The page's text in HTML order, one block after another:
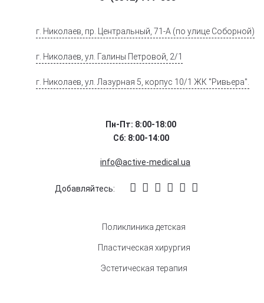
г. Николаев, пр. Центральный, 71-А (по улице Соборной)
г. Николаев, ул. Галины Петровой, 2/1
г. Николаев, ул. Лазурная 5, корпус 10/1 ЖК "Ривьера".
Пн-Пт: 8:00-18:00
Сб: 8:00-14:00
info@active-medical.ua
Добавляйтесь:
Поликлиника детская
Пластическая хирургия
Эстетическая терапия